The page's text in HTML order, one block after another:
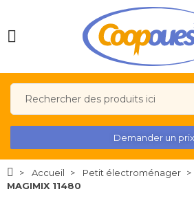
Demander un prix
Accueil Petit électroménager
MAGIMIX 11480